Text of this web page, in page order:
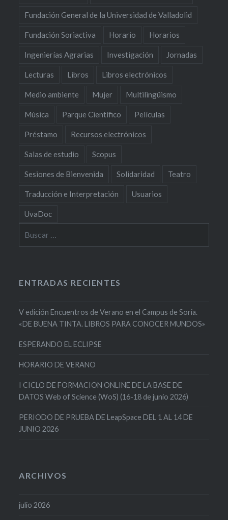
Fundación General de la Universidad de Valladolid
Fundación Soriactiva Horario Horarios
Ingenierías Agrarias Investigación Jornadas
Lecturas Libros Libros electrónicos
Medio ambiente Mujer Multilingüismo
Música Parque Científico Películas
Préstamo Recursos electrónicos
Salas de estudio Scopus
Sesiones de Bienvenida Solidaridad Teatro
Traducción e Interpretación Usuarios
UvaDoc
ENTRADAS RECIENTES
V edición Encuentros de Verano en el Campus de Soria.
«DE BUENA TINTA. LIBROS PARA CONOCER MUNDOS»
ESPERANDO EL ECLIPSE
HORARIO DE VERANO
I CICLO DE FORMACION ONLINE DE LA BASE DE
DATOS Web of Science (WoS) (16-18 de junio 2026)
PERIODO DE PRUEBA DE LeapSpace DEL 1 AL 14 DE
JUNIO 2026
ARCHIVOS
julio 2026